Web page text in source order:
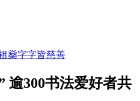
燊字字皆慈善
逾300书法爱好者共